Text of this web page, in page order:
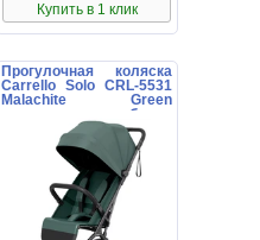
Купить в 1 клик
Прогулочная коляска
Carrello Solo CRL-5531
Malachite Green
зеленая с глубоким
капюшоном